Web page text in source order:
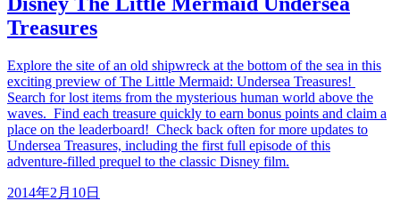
Treasures
Explore the site of an old shipwreck at the bottom of the sea in this
exciting preview of The Little Mermaid: Undersea Treasures!
Search for lost items from the mysterious human world above the
waves. Find each treasure quickly to earn bonus points and claim a
place on the leaderboard! Check back often for more updates to
Undersea Treasures, including the first full episode of this
adventure-filled prequel to the classic Disney film.
2014年2月10日